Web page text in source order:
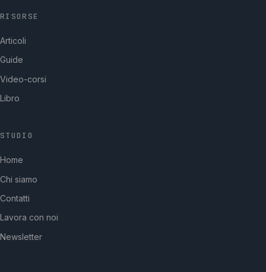
RISORSE
Articoli
Guide
Video-corsi
Libro
STUDIO
Home
Chi siamo
Contatti
Lavora con noi
Newsletter